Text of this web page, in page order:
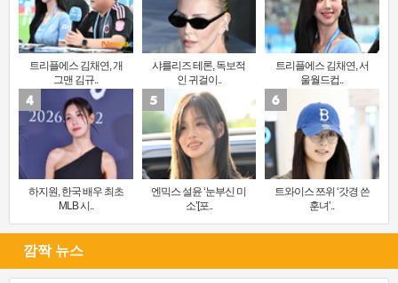
트리플에스 김채연, 개
그맨 김규..
샤를리즈 테론, 독보적
인 귀걸이..
트리플에스 김채연, 서
울월드컵..
하지원, 한국 배우 최초
MLB 시..
엔믹스 설윤 ‘눈부신 미
소’[포..
트와이스 쯔위 ‘갓경 쓴
훈녀’..
깜짝 뉴스